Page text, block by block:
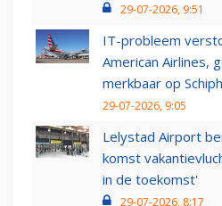
29-07-2026, 9:51
IT-probleem
American Airlines,
merkbaar op
29-07-2026, 9:05
Lelystad Airport
komst
in de toekomst'
29-07-2026, 8:17